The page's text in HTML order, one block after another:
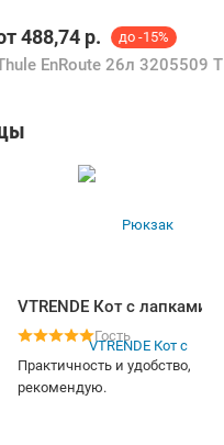
488,74 р. до -15%
VTRENDE Кот с лапками
Гость
Практичность и удобство,
рекомендую.